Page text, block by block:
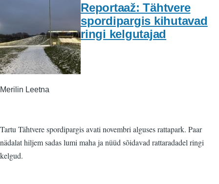
Reportaaž: Tähtvere
spordipargis kihutavad
ringi kelgutajad
Merilin Leetna
Tartu Tähtvere spordipargis avati novembri alguses rattapark. Paar
nädalat hiljem sadas lumi maha ja nüüd sõidavad rattaradadel ringi
kelgud.